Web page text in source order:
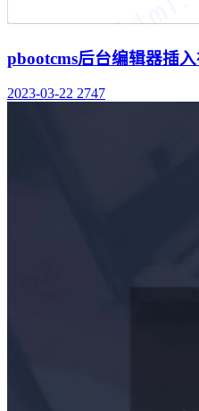
pbootcms后台编辑器插
2023-03-22 2747